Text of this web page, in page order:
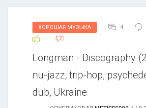
ХОРОШАЯ МУЗЫКА 4
Longman - Discography
nu-jazz, trip-hop,
dub, Ukraine